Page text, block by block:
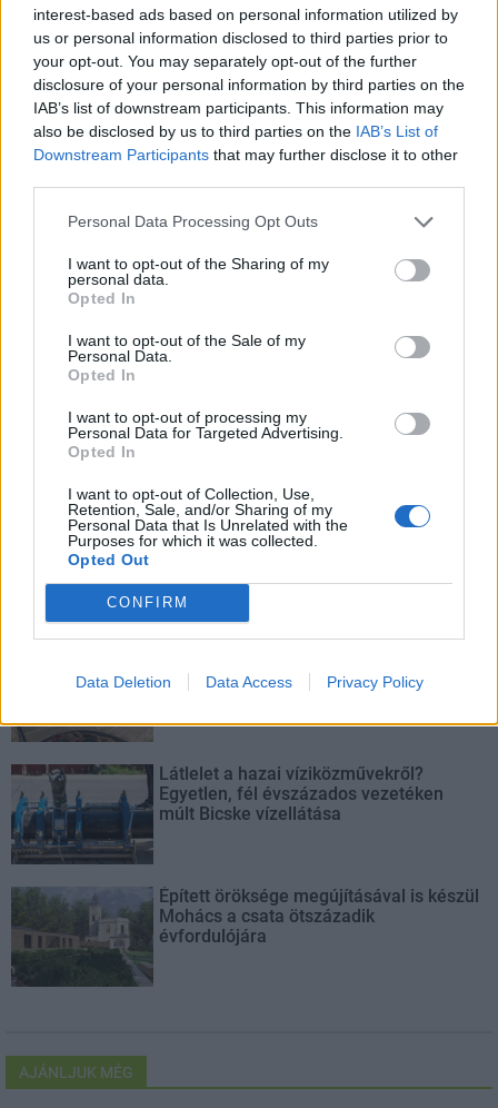
interest-based ads based on personal information utilized by
us or personal information disclosed to third parties prior to
your opt-out. You may separately opt-out of the further
disclosure of your personal information by third parties on the
IAB’s list of downstream participants. This information may
also be disclosed by us to third parties on the IAB’s List of
Downstream Participants that may further disclose it to other
Personal Data Processing Opt Outs
I want to opt-out of the Sharing of my
personal data.
Opted In
I want to opt-out of the Sale of my
Personal Data.
Opted In
I want to opt-out of processing my
Personal Data for Targeted Advertising.
Opted In
I want to opt-out of Collection, Use,
Retention, Sale, and/or Sharing of my
Personal Data that Is Unrelated with the
Purposes for which it was collected.
Opted Out
CONFIRM
Data Deletion Data Access Privacy Policy
MAGYAR ÉPÍTŐK
Útépítés
BKK KM Építő Kft.
felüljárón
A tartós nyári hőség jelentős kihívás elé állítja a KM Építőt,
Paks II.: Mit jelent az 5. blokk új
mérföldköve a felülvizsgálat
közelében lévő logisztikai bázis út- és
közműhálózatának fejlesztése
Látlelet a hazai víziközművekről?
Egyetlen, fél évszázados vezetéken
múlt Bicske vízellátása
Épített öröksége megújításával is készül
Mohács a csata ötszázadik
évfordulójára
AJÁNLJUK MÉG